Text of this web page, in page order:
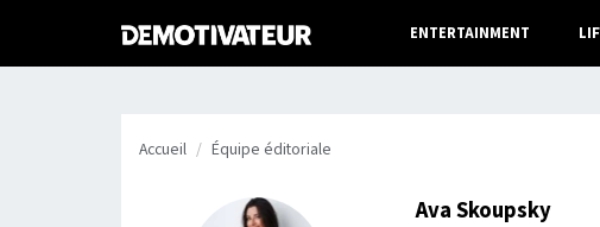
ENTERTAINMENT
Accueil Équipe éditoriale
Ava Skoupsky